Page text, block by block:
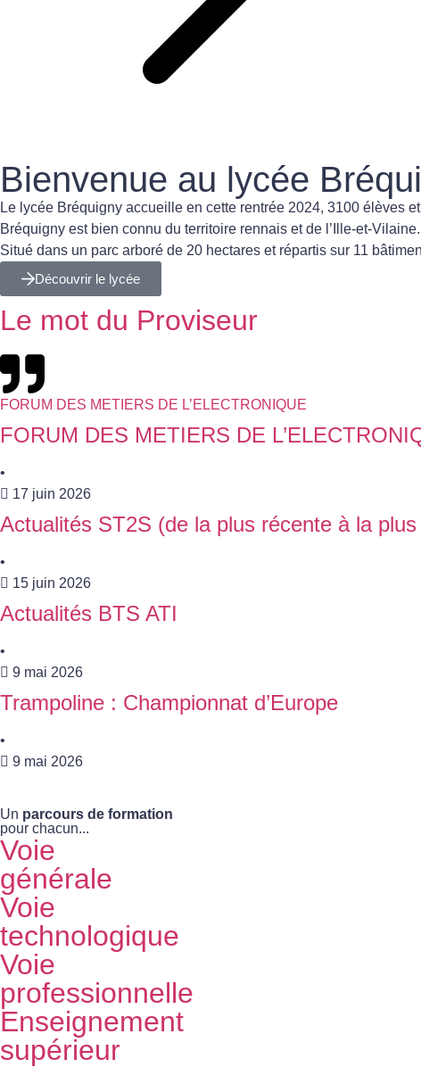
Bienvenue au lycée
Le lycée Bréquigny accueille en cette rentrée 2024, 3100 élèves
Bréquigny est bien connu du territoire rennais et de l’Ille-et-
Situé dans un parc arboré de 20 hectares et répartis sur 11
Découvrir le lycée
Le mot du Proviseur
FORUM DES METIERS DE L’ELECTRONIQUE
FORUM DES METIERS DE
•
17 juin 2026
Actualités ST2S (de la plus récente à la
•
15 juin 2026
Actualités BTS ATI
•
9 mai 2026
Trampoline : Championnat d’Europe
•
9 mai 2026
Un parcours de formation
pour chacun...
Voie
générale
Voie
technologique
Voie
professionnelle
Enseignement
supérieur